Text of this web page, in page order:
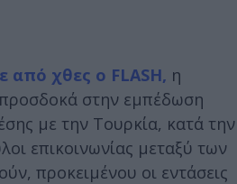
από χθες ο FLASH, η
στην εμπέδωση
με την Τουρκία, κατά την
επικοινωνίας μεταξύ των
προκειμένου οι εντάσεις